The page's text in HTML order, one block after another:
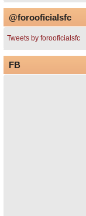
@forooficialsfc
Tweets by forooficialsfc
FB